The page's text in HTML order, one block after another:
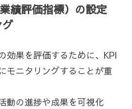
績評価指標）の設定
グ
効果を評価するために、KPI
モニタリングすることが重
動の進捗や成果を可視化